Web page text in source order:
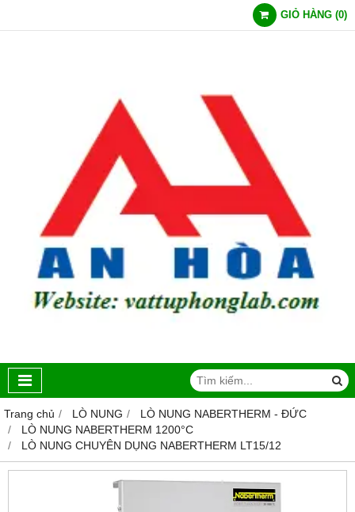
GIỎ HÀNG (0)
Trang chủ LÒ NUNG
LÒ NUNG NABERTHERM - ĐỨC
LÒ NUNG NABERTHERM 1200°C
LÒ NUNG CHUYÊN DỤNG NABERTHERM LT15/12